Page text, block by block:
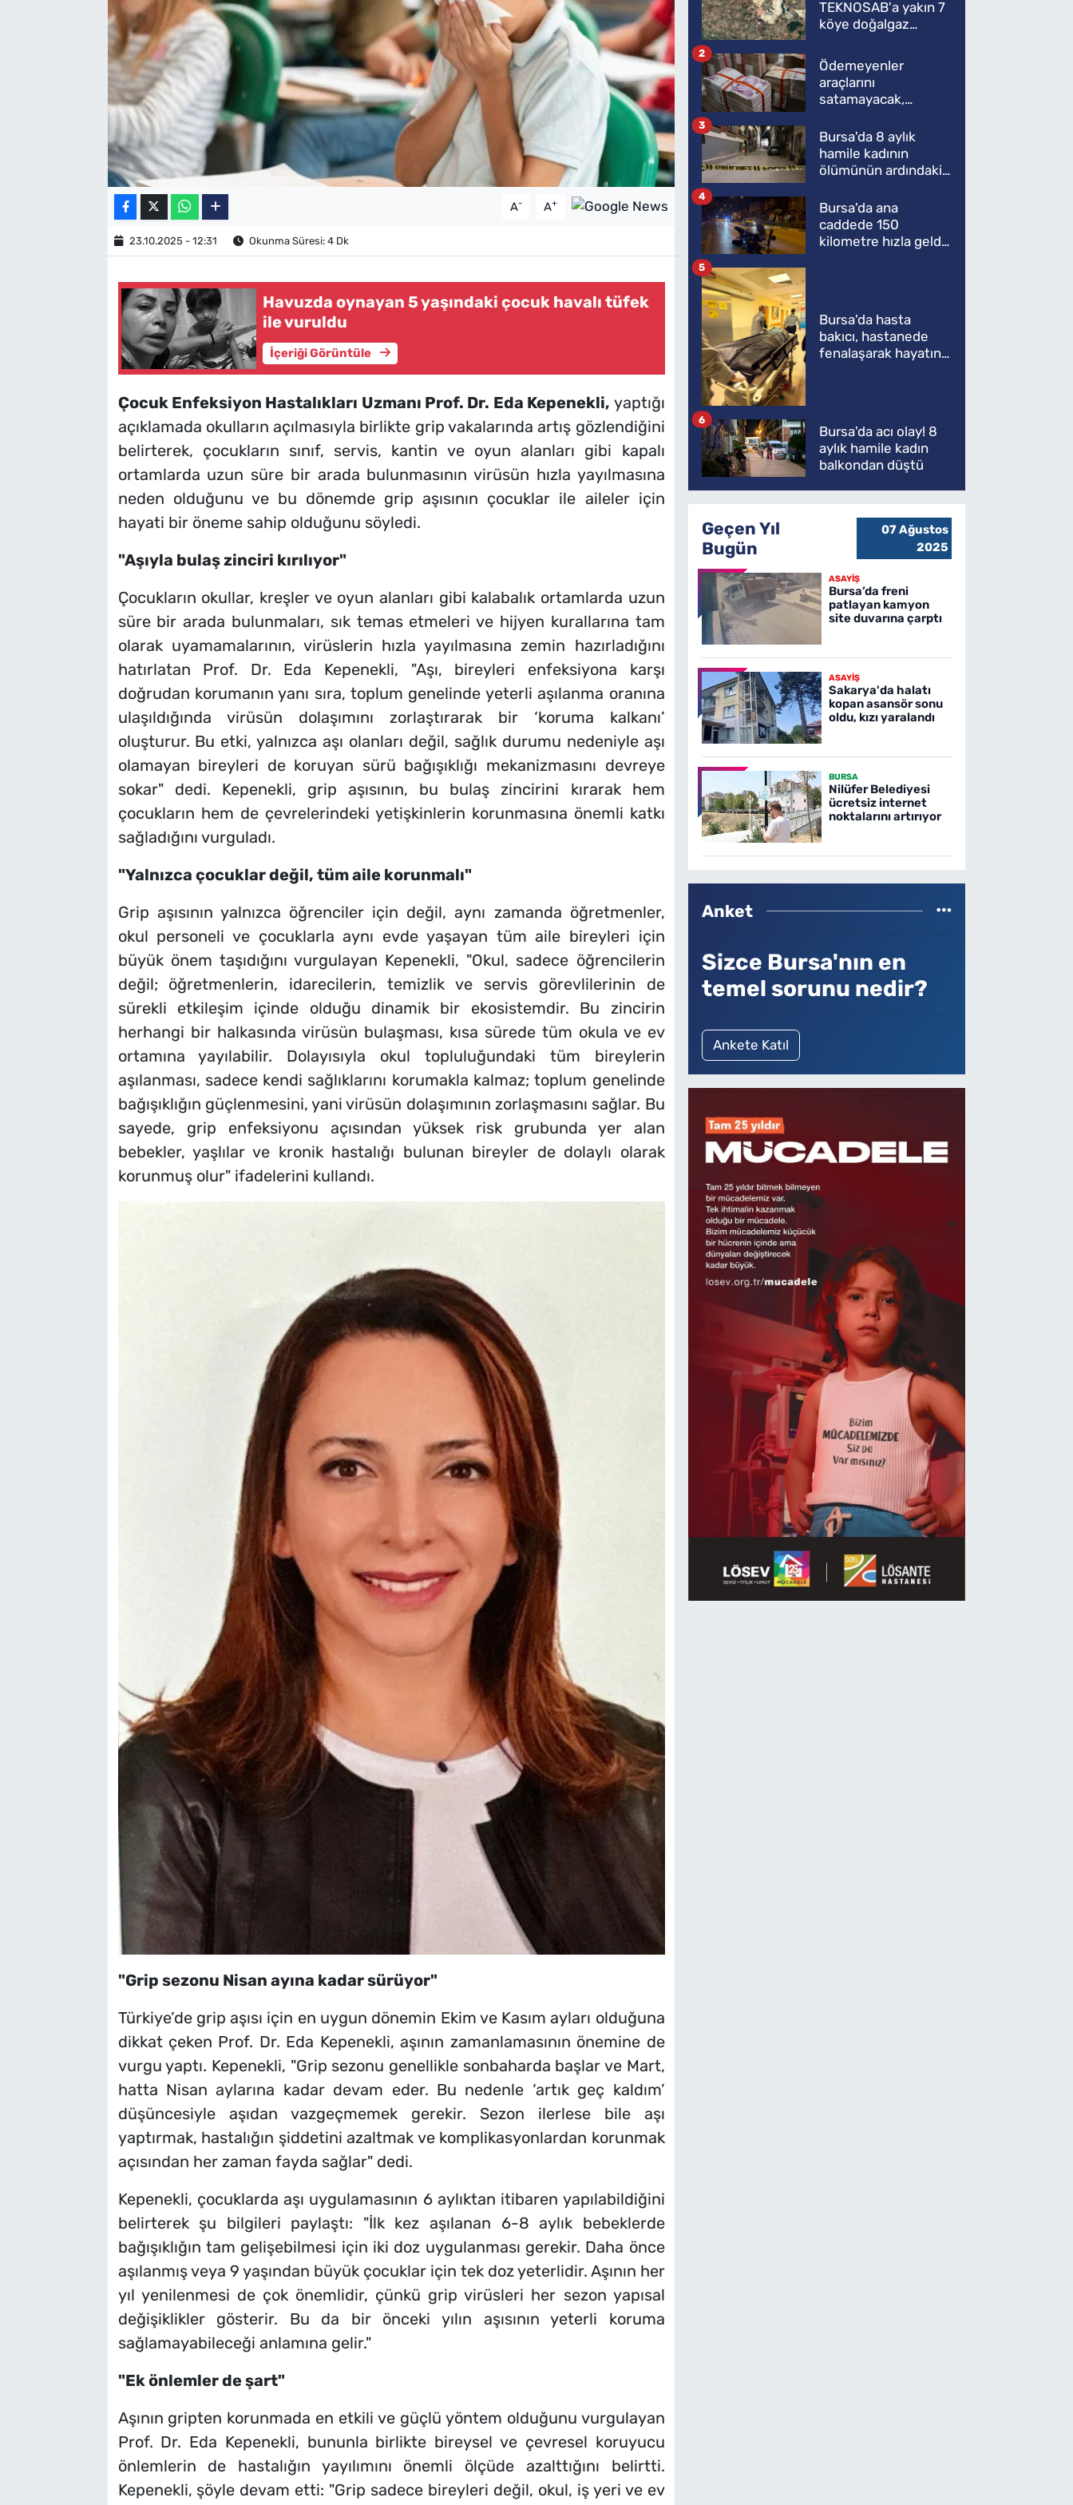
A- A+
23.10.2025 - 12:31 Okunma Süresi: 4 Dk
Havuzda oynayan 5 yaşındaki çocuk havalı tüfek
ile vuruldu
İçeriği Görüntüle
Çocuk Enfeksiyon Hastalıkları Uzmanı Prof. Dr. Eda Kepenekli, yaptığı
açıklamada okulların açılmasıyla birlikte grip vakalarında artış gözlendiğini
belirterek, çocukların sınıf, servis, kantin ve oyun alanları gibi kapalı
ortamlarda uzun süre bir arada bulunmasının virüsün hızla yayılmasına
neden olduğunu ve bu dönemde grip aşısının çocuklar ile aileler için
hayati bir öneme sahip olduğunu söyledi.
"Aşıyla bulaş zinciri kırılıyor"
Çocukların okullar, kreşler ve oyun alanları gibi kalabalık ortamlarda uzun
süre bir arada bulunmaları, sık temas etmeleri ve hijyen kurallarına tam
olarak uyamamalarının, virüslerin hızla yayılmasına zemin hazırladığını
hatırlatan Prof. Dr. Eda Kepenekli, "Aşı, bireyleri enfeksiyona karşı
doğrudan korumanın yanı sıra, toplum genelinde yeterli aşılanma oranına
ulaşıldığında virüsün dolaşımını zorlaştırarak bir ‘koruma kalkanı’
oluşturur. Bu etki, yalnızca aşı olanları değil, sağlık durumu nedeniyle aşı
olamayan bireyleri de koruyan sürü bağışıklığı mekanizmasını devreye
sokar" dedi. Kepenekli, grip aşısının, bu bulaş zincirini kırarak hem
çocukların hem de çevrelerindeki yetişkinlerin korunmasına önemli katkı
sağladığını vurguladı.
"Yalnızca çocuklar değil, tüm aile korunmalı"
Grip aşısının yalnızca öğrenciler için değil, aynı zamanda öğretmenler,
okul personeli ve çocuklarla aynı evde yaşayan tüm aile bireyleri için
büyük önem taşıdığını vurgulayan Kepenekli, "Okul, sadece öğrencilerin
değil; öğretmenlerin, idarecilerin, temizlik ve servis görevlilerinin de
sürekli etkileşim içinde olduğu dinamik bir ekosistemdir. Bu zincirin
herhangi bir halkasında virüsün bulaşması, kısa sürede tüm okula ve ev
ortamına yayılabilir. Dolayısıyla okul topluluğundaki tüm bireylerin
aşılanması, sadece kendi sağlıklarını korumakla kalmaz; toplum genelinde
bağışıklığın güçlenmesini, yani virüsün dolaşımının zorlaşmasını sağlar. Bu
sayede, grip enfeksiyonu açısından yüksek risk grubunda yer alan
bebekler, yaşlılar ve kronik hastalığı bulunan bireyler de dolaylı olarak
korunmuş olur" ifadelerini kullandı.
"Grip sezonu Nisan ayına kadar sürüyor"
Türkiye’de grip aşısı için en uygun dönemin Ekim ve Kasım ayları olduğuna
dikkat çeken Prof. Dr. Eda Kepenekli, aşının zamanlamasının önemine de
vurgu yaptı. Kepenekli, "Grip sezonu genellikle sonbaharda başlar ve Mart,
hatta Nisan aylarına kadar devam eder. Bu nedenle ‘artık geç kaldım’
düşüncesiyle aşıdan vazgeçmemek gerekir. Sezon ilerlese bile aşı
yaptırmak, hastalığın şiddetini azaltmak ve komplikasyonlardan korunmak
açısından her zaman fayda sağlar" dedi.
Kepenekli, çocuklarda aşı uygulamasının 6 aylıktan itibaren yapılabildiğini
belirterek şu bilgileri paylaştı: "İlk kez aşılanan 6-8 aylık bebeklerde
bağışıklığın tam gelişebilmesi için iki doz uygulanması gerekir. Daha önce
aşılanmış veya 9 yaşından büyük çocuklar için tek doz yeterlidir. Aşının her
yıl yenilenmesi de çok önemlidir, çünkü grip virüsleri her sezon yapısal
değişiklikler gösterir. Bu da bir önceki yılın aşısının yeterli koruma
sağlamayabileceği anlamına gelir."
"Ek önlemler de şart"
Aşının gripten korunmada en etkili ve güçlü yöntem olduğunu vurgulayan
Prof. Dr. Eda Kepenekli, bununla birlikte bireysel ve çevresel koruyucu
önlemlerin de hastalığın yayılımını önemli ölçüde azalttığını belirtti.
Kepenekli, şöyle devam etti: "Grip sadece bireyleri değil, okul, iş yeri ve ev
TEKNOSAB'a yakın 7
köye doğalgaz
Ödemeyenler
araçlarını
satamayacak,
2
Bursa'da 8 aylık
hamile kadının
ölümünün ardındaki
3
Bursa'da ana
caddede 150
kilometre hızla geldi,
4
Bursa'da hasta
bakıcı, hastanede
fenalaşarak hayatını
5
Bursa'da acı olay! 8
aylık hamile kadın
balkondan düştü
6
Geçen Yıl
Bugün
07 Ağustos
2025
ASAYİŞ
Bursa’da freni
patlayan kamyon
site duvarına çarptı
ASAYİŞ
Sakarya'da halatı
kopan asansör sonu
oldu, kızı yaralandı
BURSA
Nilüfer Belediyesi
ücretsiz internet
noktalarını artırıyor
Anket
Sizce Bursa'nın en
temel sorunu nedir?
Ankete Katıl
TV REHBERİ